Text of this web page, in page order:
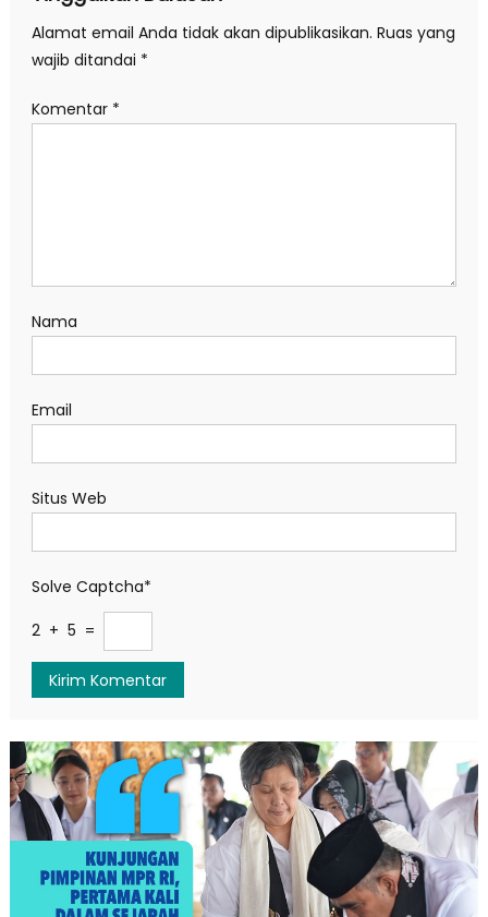
Alamat email Anda tidak akan dipublikasikan. Ruas yang
wajib ditandai *
Komentar *
Nama
Email
Situs Web
Solve Captcha*
2 + 5 =